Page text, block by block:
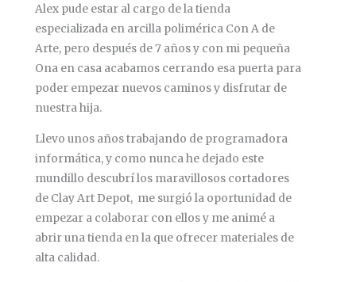
Alex pude estar al cargo de la tienda
especializada en arcilla polimérica Con A de
Arte, pero después de 7 años y con mi pequeña
Ona en casa acabamos cerrando esa puerta para
poder empezar nuevos caminos y disfrutar de
nuestra hija.
Llevo unos años trabajando de programadora
informática, y como nunca he dejado este
mundillo descubrí los maravillosos cortadores
de Clay Art Depot, me surgió la oportunidad de
empezar a colaborar con ellos y me animé a
abrir una tienda en la que ofrecer materiales de
alta calidad.